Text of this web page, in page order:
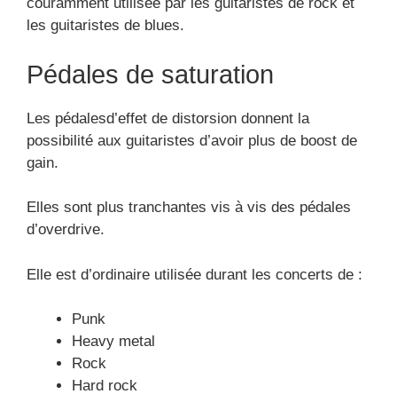
couramment utilisée par les guitaristes de rock et
Les pédalesd’effet de distorsion donnent la
possibilité aux guitaristes d’avoir plus de boost de
Elles sont plus tranchantes vis à vis des pédales
Punk
Heavy metal
Rock